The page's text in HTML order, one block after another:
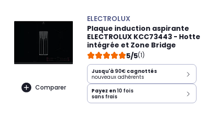
Comparer
ELECTROLUX
Plaque induction aspirante
ELECTROLUX KCC73443 - Hotte
intégrée et Zone Bridge
5/5(1)
Jusqu'à 90€ cagnottés
nouveaux adhérents
Payez en10 fois
sans frais